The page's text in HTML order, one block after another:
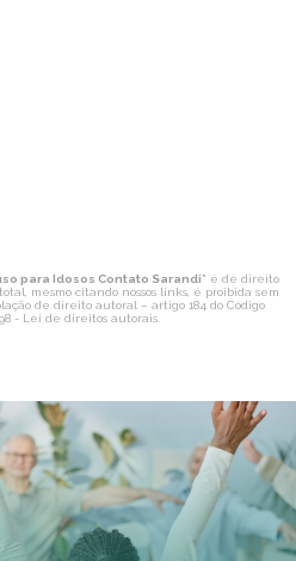
para Idosos Contato Sarandi" é de direito
mesmo citando nossos links, é proibida sem
de direito autoral – artigo 184 do Código
- Lei de direitos autorais